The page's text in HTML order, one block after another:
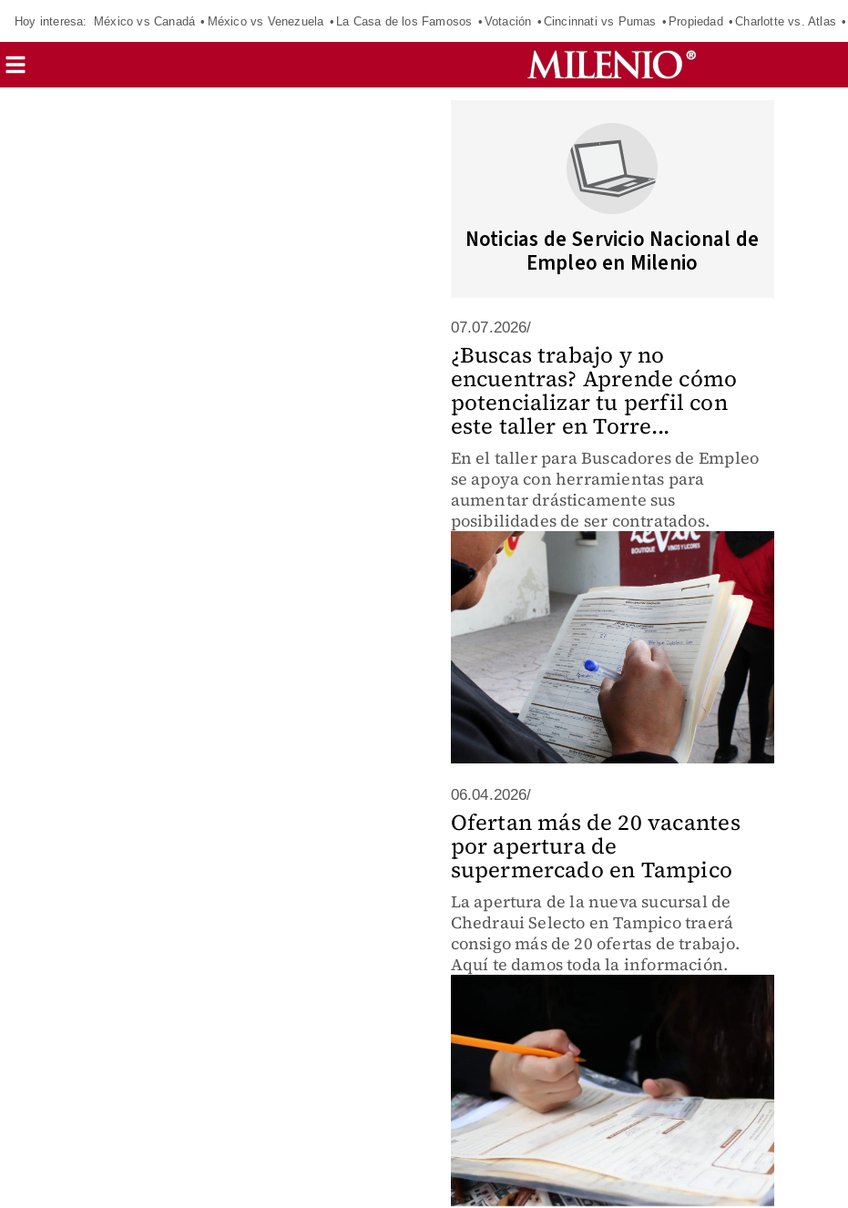
Hoy interesa: México vs Canadá México vs Venezuela La Casa de los Famosos Votación Cincinnati vs Pumas Propiedad Charlotte vs. Atlas
Noticias de Servicio Nacional de
Empleo en Milenio
07.07.2026/
¿Buscas trabajo y no
encuentras? Aprende cómo
potencializar tu perfil con
este taller en Torre...
En el taller para Buscadores de Empleo
se apoya con herramientas para
aumentar drásticamente sus
posibilidades de ser contratados.
06.04.2026/
Ofertan más de 20 vacantes
por apertura de
supermercado en Tampico
La apertura de la nueva sucursal de
Chedraui Selecto en Tampico traerá
consigo más de 20 ofertas de trabajo.
Aquí te damos toda la información.